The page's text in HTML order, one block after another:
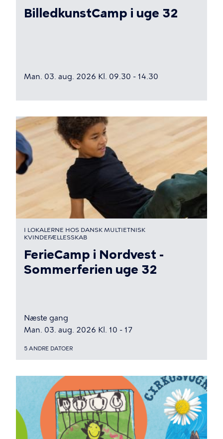
BilledkunstCamp i uge 32
Man. 03. aug. 2026 Kl. 09.30 - 14.30
I LOKALERNE HOS DANSK MULTIETNISK
KVINDEFÆLLESSKAB
FerieCamp i Nordvest -
Sommerferien uge 32
Næste gang
Man. 03. aug. 2026 Kl. 10 - 17
5 ANDRE DATOER